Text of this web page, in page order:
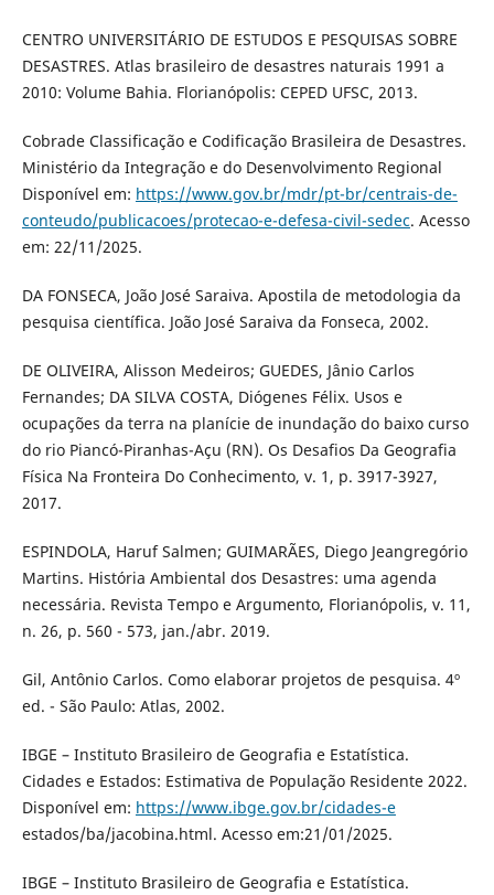
CENTRO UNIVERSITÁRIO DE ESTUDOS E PESQUISAS SOBRE
DESASTRES. Atlas brasileiro de desastres naturais 1991 a
2010: Volume Bahia. Florianópolis: CEPED UFSC, 2013.
Cobrade Classificação e Codificação Brasileira de Desastres.
Ministério da Integração e do Desenvolvimento Regional
Disponível em: https://www.gov.br/mdr/pt-br/centrais-de-
conteudo/publicacoes/protecao-e-defesa-civil-sedec. Acesso
em: 22/11/2025.
DA FONSECA, João José Saraiva. Apostila de metodologia da
pesquisa científica. João José Saraiva da Fonseca, 2002.
DE OLIVEIRA, Alisson Medeiros; GUEDES, Jânio Carlos
Fernandes; DA SILVA COSTA, Diógenes Félix. Usos e
ocupações da terra na planície de inundação do baixo curso
do rio Piancó-Piranhas-Açu (RN). Os Desafios Da Geografia
Física Na Fronteira Do Conhecimento, v. 1, p. 3917-3927,
2017.
ESPINDOLA, Haruf Salmen; GUIMARÃES, Diego Jeangregório
Martins. História Ambiental dos Desastres: uma agenda
necessária. Revista Tempo e Argumento, Florianópolis, v. 11,
n. 26, p. 560 - 573, jan./abr. 2019.
Gil, Antônio Carlos. Como elaborar projetos de pesquisa. 4º
ed. - São Paulo: Atlas, 2002.
IBGE – Instituto Brasileiro de Geografia e Estatística.
Cidades e Estados: Estimativa de População Residente 2022.
Disponível em: https://www.ibge.gov.br/cidades-e
estados/ba/jacobina.html. Acesso em:21/01/2025.
IBGE – Instituto Brasileiro de Geografia e Estatística.